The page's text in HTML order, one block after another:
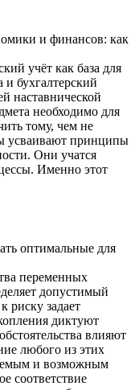
и финансов: как
учёт как база для
бухгалтерский
наставнической
необходимо для
тому, чем не
усваивают принципы
Они учатся
Именно этот
оптимальные для
переменных
допустимый
риску задает
диктуют
влияют
любого из этих
и возможным
соответствие